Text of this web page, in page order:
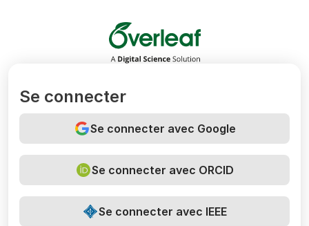
Overleaf
Se connecter
Se connecter avec Google
Se connecter avec ORCID
Se connecter avec IEEE